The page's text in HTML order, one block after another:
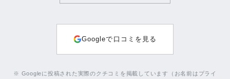
Googleで口コミを見る
※ Googleに投稿された実際のクチコミを掲載しています（お名前はプライ